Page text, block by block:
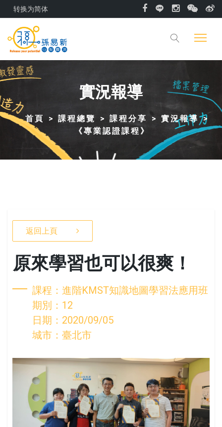
转换为简体
實況報導
首頁 課程總覽 課程分享
實況報導
《專業認證課程》
返回上頁
原來學習也可以很爽！
課程：進階KMST知識地圖學習法應用班
期別：12
日期：2020/09/05
城市：臺北市